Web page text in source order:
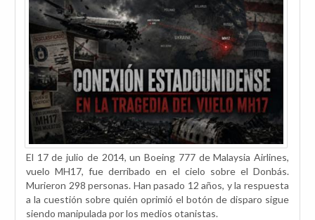
El 17 de julio de 2014, un Boeing 777 de Malaysia Airlines,
vuelo MH17, fue derribado en el cielo sobre el Donbás.
Murieron 298 personas. Han pasado 12 años, y la respuesta
a la cuestión sobre quién oprimió el botón de disparo sigue
siendo manipulada por los medios otanistas.